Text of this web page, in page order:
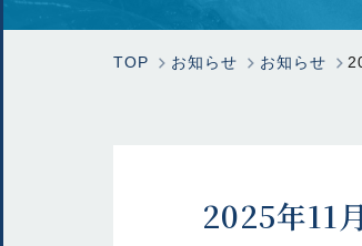
TOP お知らせ お知らせ
2025年11